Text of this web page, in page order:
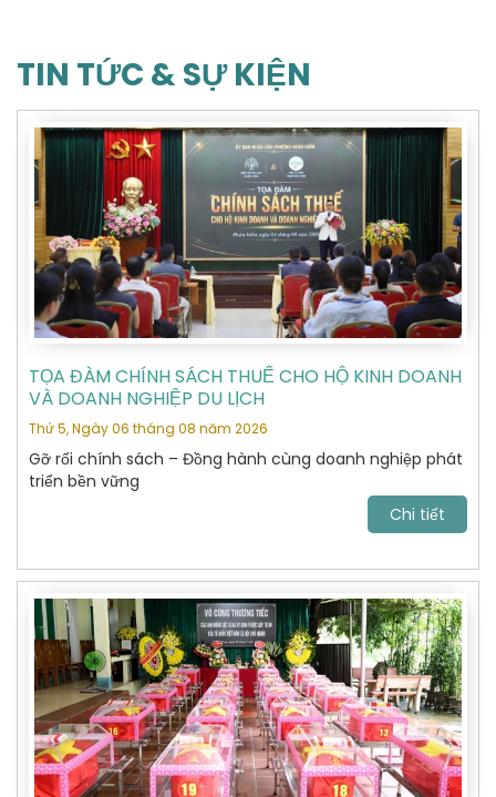
TIN TỨC & SỰ KIỆN
TỌA ĐÀM CHÍNH SÁCH THUẾ CHO HỘ KINH DOANH
VÀ DOANH NGHIỆP DU LỊCH
Thứ 5, Ngày 06 tháng 08 năm 2026
Gỡ rối chính sách – Đồng hành cùng doanh nghiệp phát
triển bền vững
Chi tiết